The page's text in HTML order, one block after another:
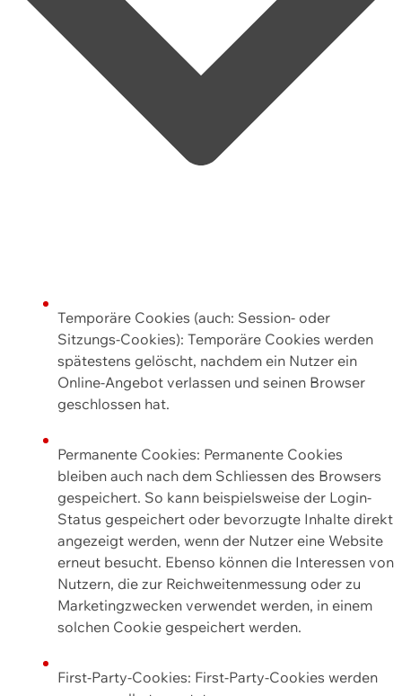
Temporäre Cookies (auch: Session- oder
Sitzungs-Cookies): Temporäre Cookies werden
spätestens gelöscht, nachdem ein Nutzer ein
Online-Angebot verlassen und seinen Browser
geschlossen hat.
Permanente Cookies: Permanente Cookies
bleiben auch nach dem Schliessen des Browsers
gespeichert. So kann beispielsweise der Login-
Status gespeichert oder bevorzugte Inhalte direkt
angezeigt werden, wenn der Nutzer eine Website
erneut besucht. Ebenso können die Interessen von
Nutzern, die zur Reichweitenmessung oder zu
Marketingzwecken verwendet werden, in einem
solchen Cookie gespeichert werden.
First-Party-Cookies: First-Party-Cookies werden